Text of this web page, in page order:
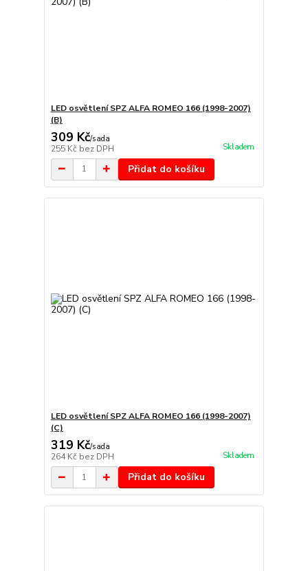
LED osvětlení SPZ ALFA ROMEO 166 (1998-2007)
(B)
309 Kč/sada
255 Kč bez DPH Skladem
Přidat do košíku
LED osvětlení SPZ ALFA ROMEO 166 (1998-2007)
(C)
319 Kč/sada
264 Kč bez DPH Skladem
Přidat do košíku